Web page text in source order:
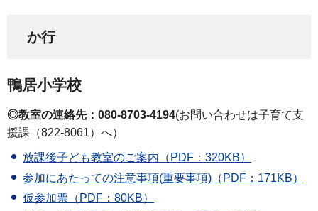
か行
鴨居小学校
◎教室の連絡先：080-8703-4194(お問い合わせは子育て支
援課（822-8061）へ）
放課後子ども教室のご案内（PDF：320KB）
参加にあたっての注意事項(重要事項)（PDF：171KB）
仮参加票（PDF：80KB）